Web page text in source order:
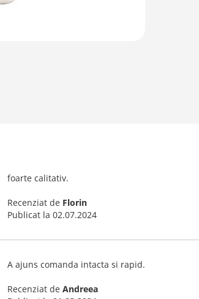
foarte calitativ.
Recenziat de Florin
Publicat la 02.07.2024
A ajuns comanda intacta si rapid.
Recenziat de Andreea